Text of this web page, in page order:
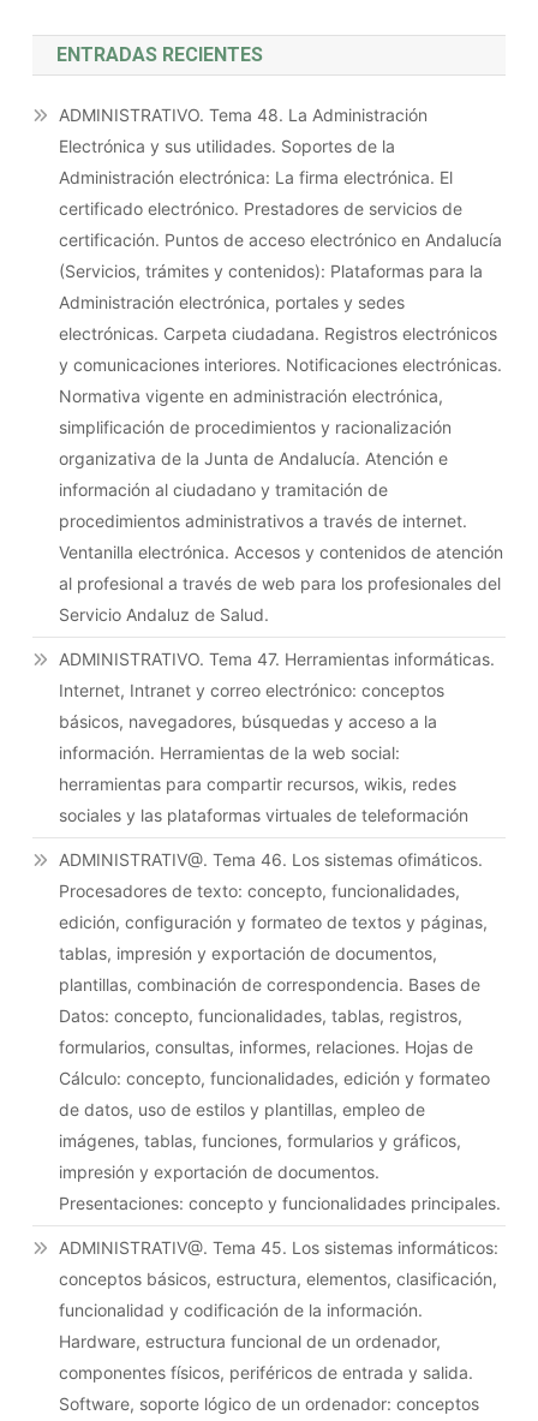
ENTRADAS RECIENTES
ADMINISTRATIVO. Tema 48. La Administración
Electrónica y sus utilidades. Soportes de la
Administración electrónica: La firma electrónica. El
certificado electrónico. Prestadores de servicios de
certificación. Puntos de acceso electrónico en Andalucía
(Servicios, trámites y contenidos): Plataformas para la
Administración electrónica, portales y sedes
electrónicas. Carpeta ciudadana. Registros electrónicos
y comunicaciones interiores. Notificaciones electrónicas.
Normativa vigente en administración electrónica,
simplificación de procedimientos y racionalización
organizativa de la Junta de Andalucía. Atención e
información al ciudadano y tramitación de
procedimientos administrativos a través de internet.
Ventanilla electrónica. Accesos y contenidos de atención
al profesional a través de web para los profesionales del
Servicio Andaluz de Salud.
ADMINISTRATIVO. Tema 47. Herramientas informáticas.
Internet, Intranet y correo electrónico: conceptos
básicos, navegadores, búsquedas y acceso a la
información. Herramientas de la web social:
herramientas para compartir recursos, wikis, redes
sociales y las plataformas virtuales de teleformación
ADMINISTRATIV@. Tema 46. Los sistemas ofimáticos.
Procesadores de texto: concepto, funcionalidades,
edición, configuración y formateo de textos y páginas,
tablas, impresión y exportación de documentos,
plantillas, combinación de correspondencia. Bases de
Datos: concepto, funcionalidades, tablas, registros,
formularios, consultas, informes, relaciones. Hojas de
Cálculo: concepto, funcionalidades, edición y formateo
de datos, uso de estilos y plantillas, empleo de
imágenes, tablas, funciones, formularios y gráficos,
impresión y exportación de documentos.
Presentaciones: concepto y funcionalidades principales.
ADMINISTRATIV@. Tema 45. Los sistemas informáticos:
conceptos básicos, estructura, elementos, clasificación,
funcionalidad y codificación de la información.
Hardware, estructura funcional de un ordenador,
componentes físicos, periféricos de entrada y salida.
Software, soporte lógico de un ordenador: conceptos